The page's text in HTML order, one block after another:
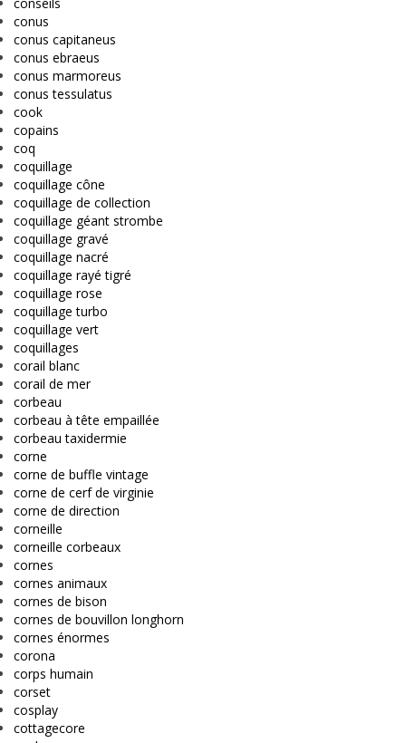
conus
conus capitaneus
conus ebraeus
conus marmoreus
conus tessulatus
cook
copains
coq
coquillage
coquillage cône
coquillage de collection
coquillage géant strombe
coquillage gravé
coquillage nacré
coquillage rayé tigré
coquillage rose
coquillage turbo
coquillage vert
coquillages
corail blanc
corail de mer
corbeau
corbeau à tête empaillée
corbeau taxidermie
corne
corne de buffle vintage
corne de cerf de virginie
corne de direction
corneille
corneille corbeaux
cornes
cornes animaux
cornes de bison
cornes de bouvillon longhorn
cornes énormes
corona
corps humain
corset
cosplay
cottagecore